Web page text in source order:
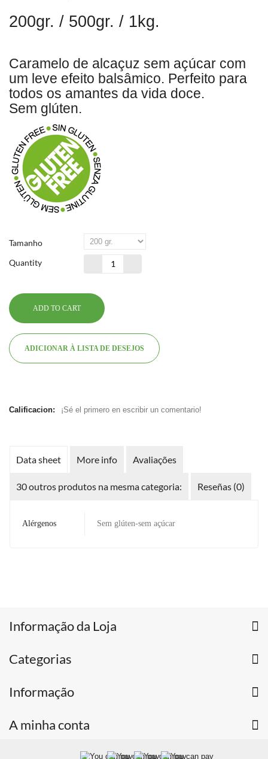
200gr. / 500gr. / 1kg.
Caramelo de alcaçuz sem açúcar com
um leve efeito balsâmico. Perfeito para
todos os amantes da vida doce.
Sem glúten.
Tamanho
Quantity
ADD TO CART
ADICIONAR À LISTA DE DESEJOS
Calificacion: ¡Sé el primero en escribir un comentario!
Data sheet More info Avaliações
30 outros produtos na mesma categoria: Reseñas (0)
Alérgenos Sem glúten-sem açúcar
Informação da Loja
Categorias
Informação
A minha conta